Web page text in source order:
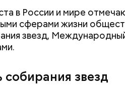
в России и мире
сферами жизни
звезд,
собирания звезд